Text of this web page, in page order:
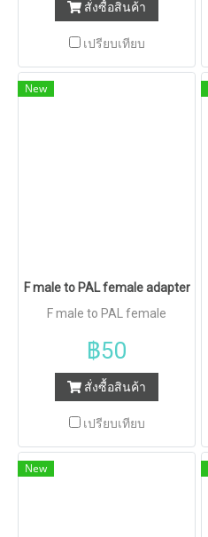
สั่งซื้อสินค้า
เปรียบเทียบ
New
F male to PAL female adapter
F male to PAL female
฿50
สั่งซื้อสินค้า
เปรียบเทียบ
New